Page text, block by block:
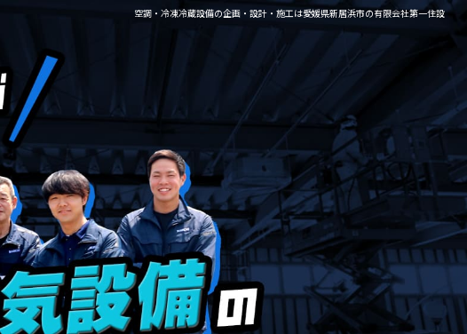
空調・冷凍冷蔵設備の企画・設計・施工は愛媛県新居浜市の有限会社第一住設